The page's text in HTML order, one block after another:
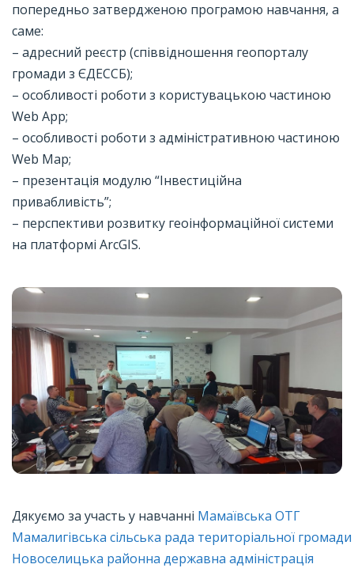
попередньо затвердженою програмою навчання, а
саме:
– адресний реєстр (співвідношення геопорталу
громади з ЄДЕССБ);
– особливості роботи з користувацькою частиною
Web App;
– особливості роботи з адміністративною частиною
Web Map;
– презентація модулю “Інвестиційна
привабливість”;
– перспективи розвитку геоінформаційної системи
на платформі ArcGIS.
Дякуємо за участь у навчанні Мамаївська ОТГ
Мамалигівська сільська рада територіальної громади
Новоселицька районна державна адміністрація